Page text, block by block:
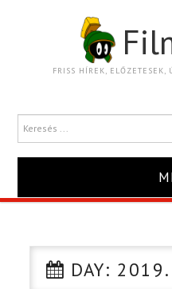
FRISS HÍREK, ELŐZETESEK,
TRAILERDAY: 2019.